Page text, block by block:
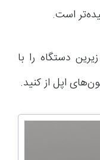
دستگاه را با
اپل از کنید.